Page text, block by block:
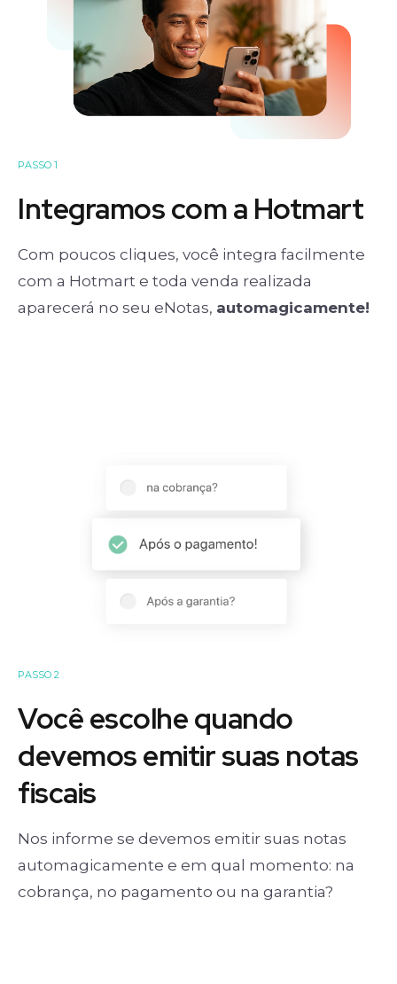
PASSO 1
Integramos com a Hotmart
Com poucos cliques, você integra facilmente
com a Hotmart e toda venda realizada
aparecerá no seu eNotas, automagicamente!
PASSO 2
Você escolhe quando
devemos emitir suas notas
fiscais
Nos informe se devemos emitir suas notas
automagicamente e em qual momento: na
cobrança, no pagamento ou na garantia?